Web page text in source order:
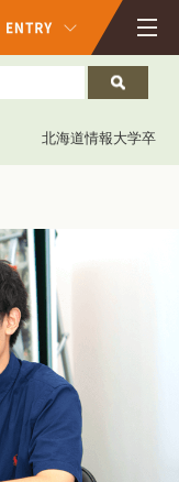
北海道情報大学卒